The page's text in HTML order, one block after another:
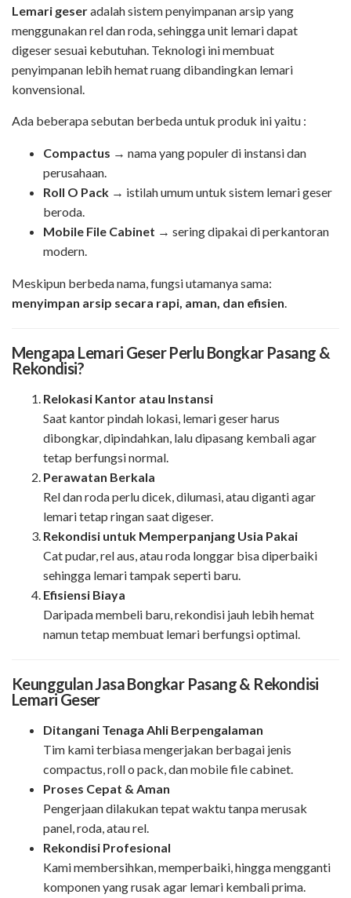
Lemari geseradalah sistem penyimpanan arsip yang
menggunakan rel dan roda, sehingga unit lemari dapat
digeser sesuai kebutuhan. Teknologi ini membuat
penyimpanan lebih hemat ruang dibandingkan lemari
konvensional.
Ada beberapa sebutan berbeda untuk produk ini yaitu :
Compactus → nama yang populer di instansi dan
perusahaan.
Roll O Pack → istilah umum untuk sistem lemari geser
beroda.
Mobile File Cabinet → sering dipakai di perkantoran
modern.
Meskipun berbeda nama, fungsi utamanya sama:
menyimpan arsip secara rapi, aman, dan efisien.
Mengapa Lemari Geser Perlu Bongkar Pasang &
Rekondisi?
Relokasi Kantor atau Instansi
Saat kantor pindah lokasi, lemari geser harus
dibongkar, dipindahkan, lalu dipasang kembali agar
tetap berfungsi normal.
Perawatan Berkala
Rel dan roda perlu dicek, dilumasi, atau diganti agar
lemari tetap ringan saat digeser.
Rekondisi untuk Memperpanjang Usia Pakai
Cat pudar, rel aus, atau roda longgar bisa diperbaiki
sehingga lemari tampak seperti baru.
Efisiensi Biaya
Daripada membeli baru, rekondisi jauh lebih hemat
namun tetap membuat lemari berfungsi optimal.
Keunggulan Jasa Bongkar Pasang & Rekondisi
Lemari Geser
Ditangani Tenaga Ahli Berpengalaman
Tim kami terbiasa mengerjakan berbagai jenis
compactus, roll o pack, dan mobile file cabinet.
Proses Cepat & Aman
Pengerjaan dilakukan tepat waktu tanpa merusak
panel, roda, atau rel.
Rekondisi Profesional
Kami membersihkan, memperbaiki, hingga mengganti
komponen yang rusak agar lemari kembali prima.